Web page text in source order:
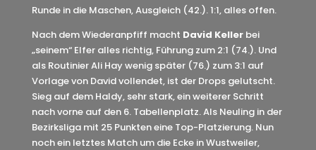
Runde in die Maschen, Ausgleich (42.). 1:1, alles offen.
Nach dem Wiederanpfiff macht David Kellerbei
„seinem“ Elfer alles richtig, Führung zum 2:1 (74.). Und
als Routinier Ali Hay wenig später (76.) zum 3:1 auf
Vorlage von David vollendet, ist der Drops gelutscht.
Sieg auf dem Haldy, sehr stark, ein weiterer Schritt
nach vorne auf den 6. Tabellenplatz. Als Neuling in der
Bezirksliga mit 25 Punkten eine Top-Platzierung. Nun
noch ein letztes Match um die Ecke in Wustweiler,